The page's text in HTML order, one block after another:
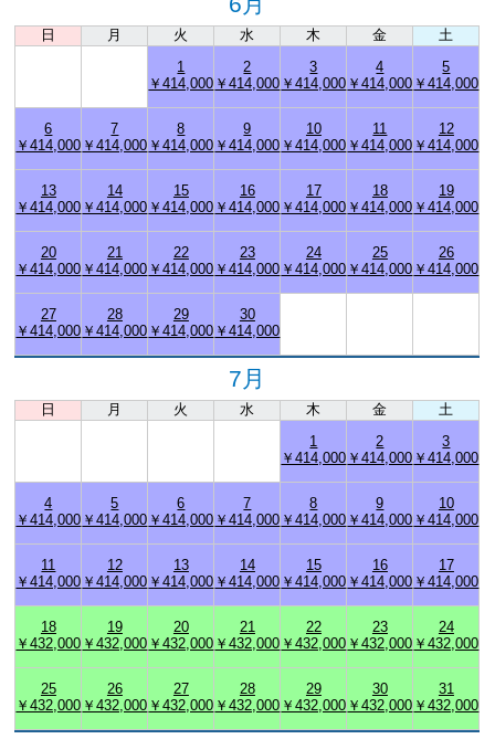
日 月 火 水 木 金 土
1
￥414,000
2
￥414,000
3
￥414,000
4
￥414,000
5
￥414,000
6
￥414,000
7
￥414,000
8
￥414,000
9
￥414,000
10
￥414,000
11
￥414,000
12
￥414,000
13
￥414,000
14
￥414,000
15
￥414,000
16
￥414,000
17
￥414,000
18
￥414,000
19
￥414,000
20
￥414,000
21
￥414,000
22
￥414,000
23
￥414,000
24
￥414,000
25
￥414,000
26
￥414,000
27
￥414,000
28
￥414,000
29
￥414,000
30
￥414,000
7月
日 月 火 水 木 金 土
1
￥414,000
2
￥414,000
3
￥414,000
4
￥414,000
5
￥414,000
6
￥414,000
7
￥414,000
8
￥414,000
9
￥414,000
10
￥414,000
11
￥414,000
12
￥414,000
13
￥414,000
14
￥414,000
15
￥414,000
16
￥414,000
17
￥414,000
18
￥432,000
19
￥432,000
20
￥432,000
21
￥432,000
22
￥432,000
23
￥432,000
24
￥432,000
25
￥432,000
26
￥432,000
27
￥432,000
28
￥432,000
29
￥432,000
30
￥432,000
31
￥432,000